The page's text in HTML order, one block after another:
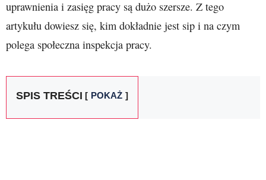
uprawnienia i zasięg pracy są dużo szersze. Z tego
artykułu dowiesz się, kim dokładnie jest sip i na czym
polega społeczna inspekcja pracy.
SPIS TREŚCI POKAŻ